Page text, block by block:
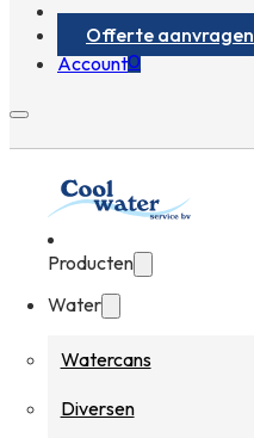
Offerte aanvragen
Account0
Producten
Water
Watercans
Diversen